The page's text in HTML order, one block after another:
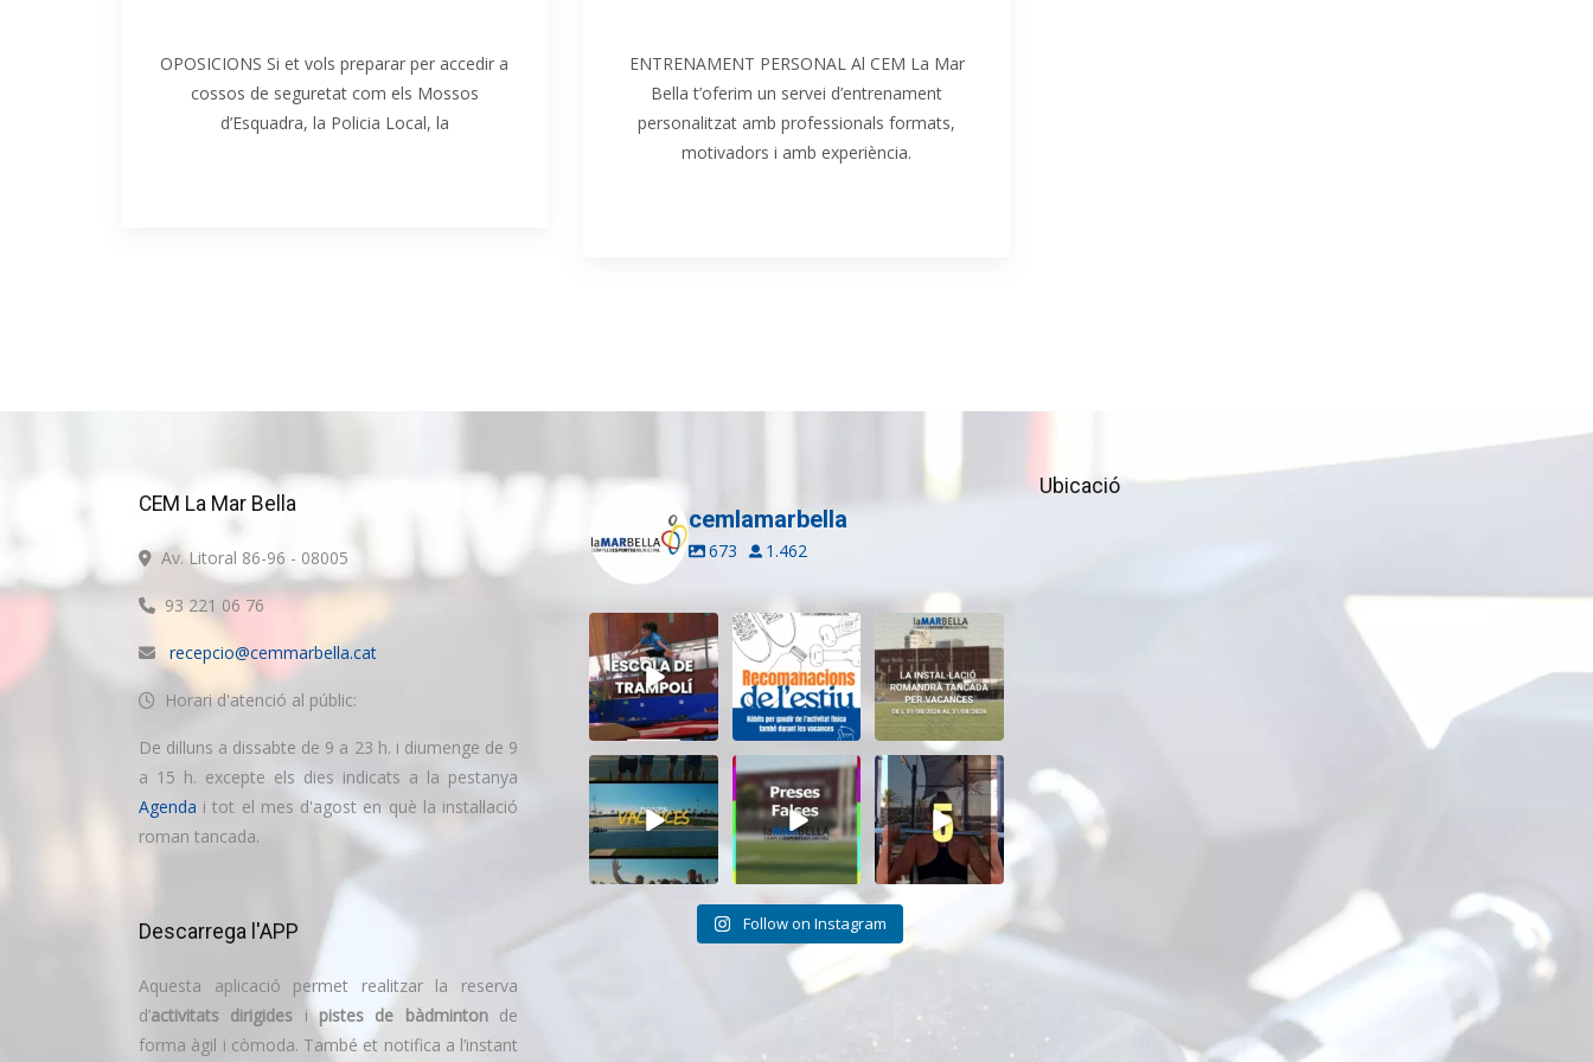
OPOSICIONS Si et vols preparar per accedir a
cossos de seguretat com els Mossos
d’Esquadra, la Policia Local, la
ENTRENAMENT PERSONAL Al CEM La Mar
Bella t’oferim un servei d’entrenament
personalitzat amb professionals formats,
motivadors i amb experiència.
CEM La Mar Bella
Av. Litoral 86-96 - 08005
93 221 06 76
recepcio@cemmarbella.cat
Horari d'atenció al públic:
De dilluns a dissabte de 9 a 23 h. i diumenge de 9
a 15 h. excepte els dies indicats a la pestanya
Agenda i tot el mes d'agost en què la instal·lació
roman tancada.
Descarrega l'APP
Aquesta aplicació permet realitzar la reserva
d’activitats dirigides ipistes de bàdmintonde
forma àgil i còmoda. També et notifica a l’instant
cemlamarbella
673 1.462
Inscriu-te a
l’Escola de
Trampolí del
CEM...
9 0
Aquest estiu,
continua movent-
te i cuidant-te! ...
5 0
El CEM La Mar
Bella romandrà
tancat durant el
11 0
Tanquem una
nova temporada
al CEM La Mar
Bella....
27 1
Darrere de cada
vídeo... també hi
ha moments...
26 2
Cada sessió és
un pas més cap als
teus...
18 0
Follow on Instagram
Ubicació